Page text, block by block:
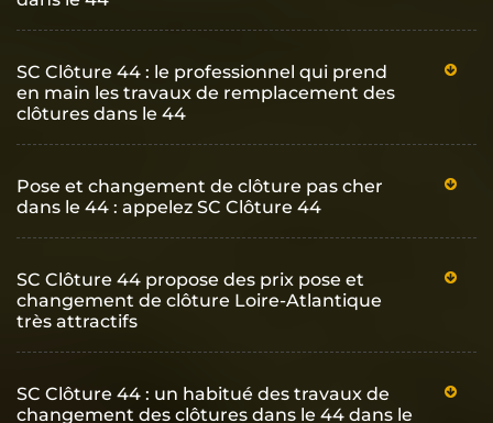
SC Clôture 44 : le professionnel qui prend
en main les travaux de remplacement des
clôtures dans le 44
Pose et changement de clôture pas cher
dans le 44 : appelez SC Clôture 44
SC Clôture 44 propose des prix pose et
changement de clôture Loire-Atlantique
très attractifs
SC Clôture 44 : un habitué des travaux de
changement des clôtures dans le 44 dans le